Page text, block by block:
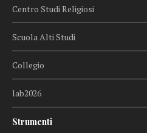
Centro Studi Religiosi
Scuola Alti Studi
Collegio
lab2026
Strumenti